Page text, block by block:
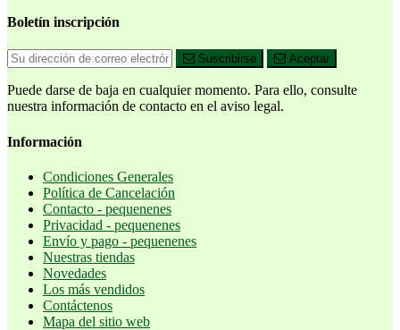
Boletín inscripción
Suscribirse Aceptar
Puede darse de baja en cualquier momento. Para ello, consulte
nuestra información de contacto en el aviso legal.
Información
Condiciones Generales
Política de Cancelación
Contacto - pequenenes
Privacidad - pequenenes
Envío y pago - pequenenes
Nuestras tiendas
Novedades
Los más vendidos
Contáctenos
Mapa del sitio web